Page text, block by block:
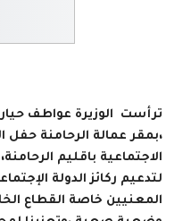
،بمقر عمالة الرحامنة
الاجتماعية باقليم
لتدعيم ركائز الدولة
المعنيين خاصة القطاع